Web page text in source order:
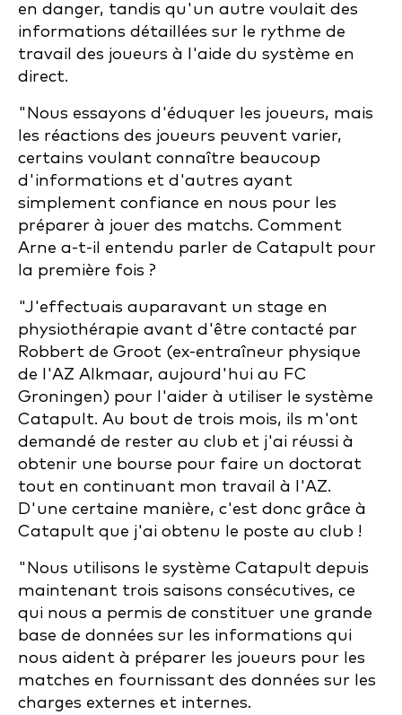
en danger, tandis qu'un autre voulait des
informations détaillées sur le rythme de
travail des joueurs à l'aide du système en
direct.
"Nous essayons d'éduquer les joueurs, mais
les réactions des joueurs peuvent varier,
certains voulant connaître beaucoup
d'informations et d'autres ayant
simplement confiance en nous pour les
préparer à jouer des matchs. Comment
Arne a-t-il entendu parler de Catapult pour
la première fois ?
"J'effectuais auparavant un stage en
physiothérapie avant d'être contacté par
Robbert de Groot (ex-entraîneur physique
de l'AZ Alkmaar, aujourd'hui au FC
Groningen) pour l'aider à utiliser le système
Catapult. Au bout de trois mois, ils m'ont
demandé de rester au club et j'ai réussi à
obtenir une bourse pour faire un doctorat
tout en continuant mon travail à l'AZ.
D'une certaine manière, c'est donc grâce à
Catapult que j'ai obtenu le poste au club !
"Nous utilisons le système Catapult depuis
maintenant trois saisons consécutives, ce
qui nous a permis de constituer une grande
base de données sur les informations qui
nous aident à préparer les joueurs pour les
matches en fournissant des données sur les
charges externes et internes.